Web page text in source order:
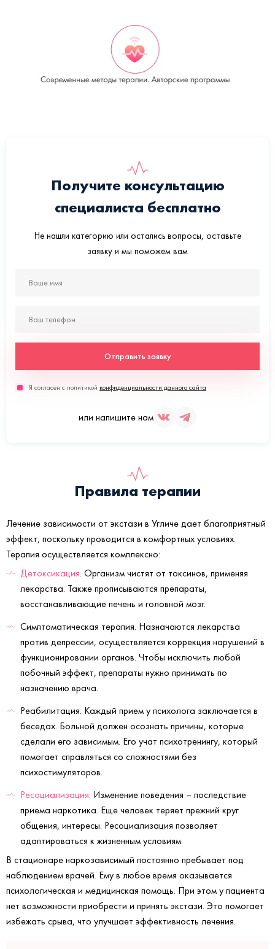
Получите консультацию
специалиста бесплатно
Не нашли категорию или остались вопросы, оставьте
заявку и мы поможем вам
Отправить заявку
Я согласен с политикой конфиденциальности данного сайта
или напишите нам
Правила терапии
Лечение зависимости от экстази в Угличе дает благоприятный
эффект, поскольку проводится в комфортных условиях.
Терапия осуществляется комплексно:
Детоксикация. Организм чистят от токсинов, применяя
лекарства. Также прописываются препараты,
восстанавливающие печень и головной мозг.
Симптоматическая терапия. Назначаются лекарства
против депрессии, осуществляется коррекция нарушений в
функционировании органов. Чтобы исключить любой
побочный эффект, препараты нужно принимать по
назначению врача.
Реабилитация. Каждый прием у психолога заключается в
беседах. Больной должен осознать причины, которые
сделали его зависимым. Его учат психотренингу, который
помогает справляться со сложностями без
психостимуляторов.
Ресоциализация. Изменение поведения – последствие
приема наркотика. Еще человек теряет прежний круг
общения, интересы. Ресоциализация позволяет
адаптироваться к жизненным условиям.
В стационаре наркозависимый постоянно пребывает под
наблюдением врачей. Ему в любое время оказывается
психологическая и медицинская помощь. При этом у пациента
нет возможности приобрести и принять экстази. Это помогает
избежать срыва, что улучшает эффективность лечения.